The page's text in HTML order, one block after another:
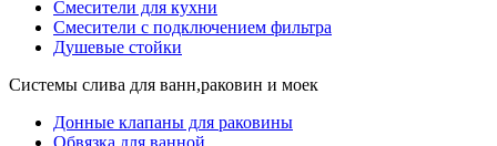
Смесители для кухни
Смесители с подключением фильтра
Душевые стойки
Системы слива для ванн,раковин и моек
Донные клапаны для раковины
Обвязка для ванной